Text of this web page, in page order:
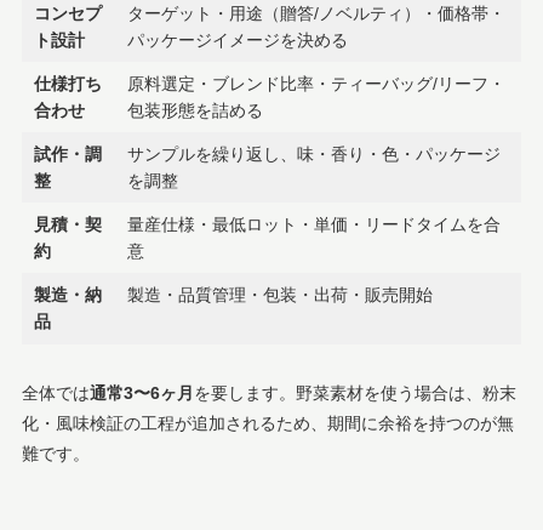
コンセプ
ト設計
ターゲット・用途（贈答/ノベルティ）・価格帯・
パッケージイメージを決める
仕様打ち
合わせ
原料選定・ブレンド比率・ティーバッグ/リーフ・
包装形態を詰める
試作・調
整
サンプルを繰り返し、味・香り・色・パッケージ
を調整
見積・契
約
量産仕様・最低ロット・単価・リードタイムを合
意
製造・納
品
製造・品質管理・包装・出荷・販売開始
全体では通常3〜6ヶ月 を要します。野菜素材を使う場合は、粉末
化・風味検証の工程が追加されるため、期間に余裕を持つのが無
難です。